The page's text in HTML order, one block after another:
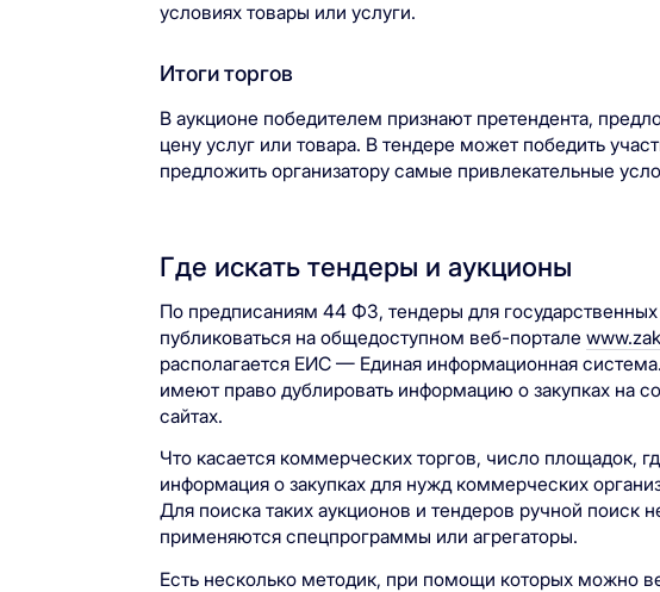
условиях товары или услуги.
Итоги торгов
В аукционе победителем признают претендента,
цену услуг или товара. В тендере может победить
предложить организатору самые привлекательные
Где искать тендеры и аукционы
По предписаниям 44 ФЗ, тендеры для
публиковаться на общедоступном веб-портале
располагается ЕИС — Единая информационная
имеют право дублировать информацию о закупках на
сайтах.
Что касается коммерческих торгов, число площадок,
информация о закупках для нужд коммерческих
Для поиска таких аукционов и тендеров ручной поиск
применяются спецпрограммы или агрегаторы.
Есть несколько методик, при помощи которых можно